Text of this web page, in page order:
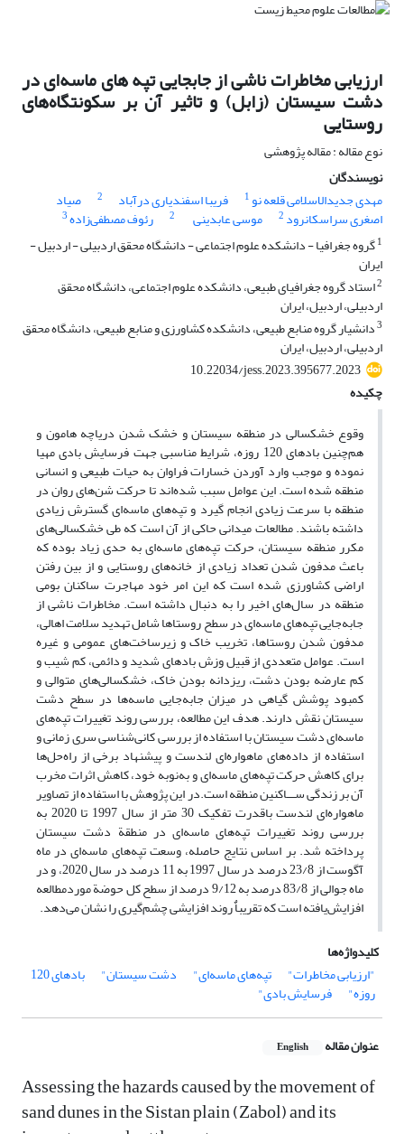
ارزیابی مخاطرات ناشی از جابجایی تپه های ماسه‌ای در
دشت سیستان (زابل) و تاثیر آن بر سکونتگاه‌های
روستایی
نوع مقاله : مقاله پژوهشی
نویسندگان
مهدی جدیدالاسلامی قلعه نو1 فریبا اسفندیاری درآباد 2 صیاد
اصغری سراسکانرود 2 موسی عابدینی 2 رئوف مصطفی‌زاده3
1گروه جغرافیا - دانشکده علوم اجتماعی - دانشگاه محقق اردبیلی - اردبیل -
ایران
2استاد گروه جغرافیای طبیعی، دانشکده علوم اجتماعی، دانشگاه محقق
اردبیلی، اردبیل، ایران
3دانشیار گروه منابع طبیعی، دانشکده کشاورزی و منابع طبیعی، دانشگاه محقق
اردبیلی، اردبیل، ایران
10.22034/jess.2023.395677.2023
چکیده
وقوع خشکسالی در منطقه سیستان و خشک شدن دریاچه هامون و
هم‌چنین بادهای 120 روزه، شرایط مناسبی جهت فرسایش بادی مهیا
نموده و موجب وارد آوردن خسارات فراوان به حیات طبیعی و انسانی
منطقه شده است. این عوامل سبب شده‌اند تا حرکت شن‌های روان در
منطقه با سرعت زیادی انجام گیرد و تپه‌های ماسه‌ای گسترش زیادی
داشته باشند. مطالعات میدانی حاکی از آن است که طی خشکسالی‌های
مکرر منطقه سیستان، حرکت تپه‌های ماسه‌ای به حدی زیاد بوده که
باعث مدفون شدن تعداد زیادی از خانه‌های روستایی و از بین رفتن
اراضی کشاورزی شده است که این امر خود مهاجرت ساکنان بومی
منطقه در سال‌های اخیر را به دنبال داشته است. مخاطرات ناشی از
جابه‌جایی تپه‌های ماسه‌ای در سطح روستاها شامل تهدید سلامت اهالی،
مدفون شدن روستاها، تخریب خاک و زیرساخت‌های عمومی و غیره
است. عوامل متعددی از قبیل وزش بادهای شدید و دائمی، کم شیب و
کم عارضه بودن دشت، ریزدانه بودن خاک، خشکسالی‌های متوالی و
کمبود پوشش گیاهی در میزان جابه‌جایی ماسه‌ها در سطح دشت
سیستان نقش دارند. هدف این مطالعه، بررسی روند تغییرات تپه‌های
ماسه‌ای دشت سیستان با استفاده از بررسی کانی‌شناسی سری زمانی و
استفاده از داده‌های ماهواره‌ای لندست و پیشنهاد برخی از راه‌حل‌ها
برای کاهش حرکت تپه‌های ماسه‌ای و به‌نوبه خود، کاهش اثرات مخرب
آن بر زندگی ســـاکنین منطقه است.در این پژوهش با استفاده از تصاویر
ماهواره‌ای لندست باقدرت تفکیک 30 متر از سال 1997 تا 2020 به
بررسی روند تغییرات تپه‌های ماسه‌ای در منطقة دشت سیستان
پرداخته شد. بر اساس نتایج حاصله، وسعت تپه‌های ماسه‌ای در ماه
آگوست از 23/8 درصد در سال 1997 به 11 درصد در سال 2020، و در
ماه جوالی از 83/8 درصد به 9/12 درصد از سطح کل حوضة موردمطالعه
افزایش‌یافته است که تقریباٌ روند افزایشی چشم‌گیری را نشان می‌دهد.
کلیدواژه‌ها
"ارزیابی مخاطرات"
تپه‌های ماسه‌ای" دشت سیستان" بادهای 120
روزه" فرسایش بادی"
عنوان مقاله English
Assessing the hazards caused by the movement of
sand dunes in the Sistan plain (Zabol) and its